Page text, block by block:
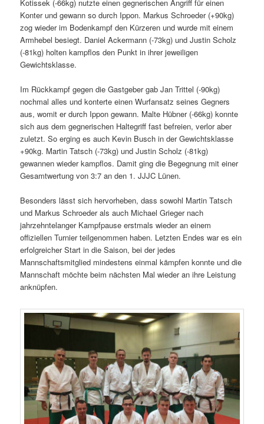
Kotissek (-66kg) nutzte einen gegnerischen Angriff für einen
Konter und gewann so durch Ippon. Markus Schroeder (+90kg)
zog wieder im Bodenkampf den Kürzeren und wurde mit einem
Armhebel besiegt. Daniel Ackermann (-73kg) und Justin Scholz
(-81kg) holten kampflos den Punkt in ihrer jeweiligen
Gewichtsklasse.
Im Rückkampf gegen die Gastgeber gab Jan Trittel (-90kg)
nochmal alles und konterte einen Wurfansatz seines Gegners
aus, womit er durch Ippon gewann. Malte Hübner (-66kg) konnte
sich aus dem gegnerischen Haltegriff fast befreien, verlor aber
zuletzt. So erging es auch Kevin Busch in der Gewichtsklasse
+90kg. Martin Tatsch (-73kg) und Justin Scholz (-81kg)
gewannen wieder kampflos. Damit ging die Begegnung mit einer
Gesamtwertung von 3:7 an den 1. JJJC Lünen.
Besonders lässt sich hervorheben, dass sowohl Martin Tatsch
und Markus Schroeder als auch Michael Grieger nach
jahrzehntelanger Kampfpause erstmals wieder an einem
offiziellen Turnier teilgenommen haben. Letzten Endes war es ein
erfolgreicher Start in die Saison, bei der jedes
Mannschaftsmitglied mindestens einmal kämpfen konnte und die
Mannschaft möchte beim nächsten Mal wieder an ihre Leistung
anknüpfen.